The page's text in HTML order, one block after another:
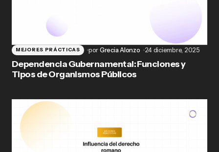
MEJORES PRÁCTICAS porGrecia Alonzo 24 diciembre, 2025
Dependencia Gubernamental: Funciones y
Tipos de Organismos Públicos